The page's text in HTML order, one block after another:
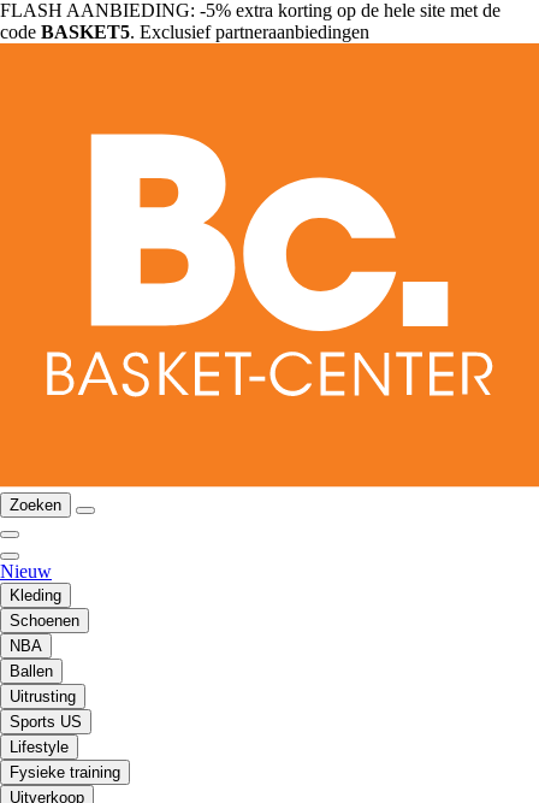
FLASH AANBIEDING: -5% extra korting op de hele site met de
code BASKET5. Exclusief partneraanbiedingen
Zoeken
Nieuw
Kleding
Schoenen
NBA
Ballen
Uitrusting
Sports US
Lifestyle
Fysieke training
Uitverkoop